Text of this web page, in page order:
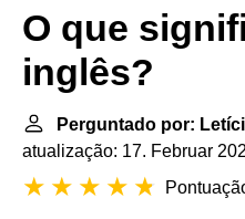
O que
inglês?
Perguntado por:
atualização: 17. Februar